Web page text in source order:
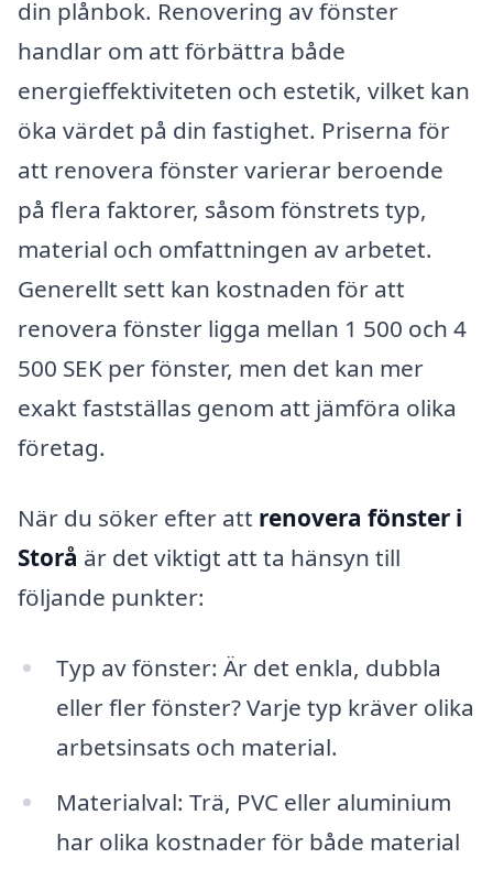
din plånbok. Renovering av fönster
handlar om att förbättra både
energieffektiviteten och estetik, vilket kan
öka värdet på din fastighet. Priserna för
att renovera fönster varierar beroende
på flera faktorer, såsom fönstrets typ,
material och omfattningen av arbetet.
Generellt sett kan kostnaden för att
renovera fönster ligga mellan 1 500 och 4
500 SEK per fönster, men det kan mer
exakt fastställas genom att jämföra olika
företag.
När du söker efter att renovera fönster i
Storå är det viktigt att ta hänsyn till
följande punkter:
Typ av fönster: Är det enkla, dubbla
eller fler fönster? Varje typ kräver olika
arbetsinsats och material.
Materialval: Trä, PVC eller aluminium
har olika kostnader för både material